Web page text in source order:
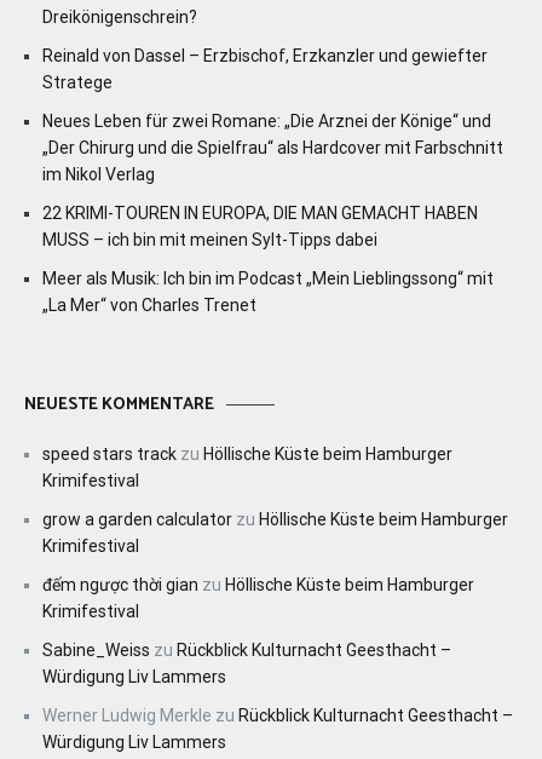
Dreikönigenschrein?
Reinald von Dassel – Erzbischof, Erzkanzler und gewiefter
Stratege
Neues Leben für zwei Romane: „Die Arznei der Könige“ und
„Der Chirurg und die Spielfrau“ als Hardcover mit Farbschnitt
im Nikol Verlag
22 KRIMI-TOUREN IN EUROPA, DIE MAN GEMACHT HABEN
MUSS – ich bin mit meinen Sylt-Tipps dabei
Meer als Musik: Ich bin im Podcast „Mein Lieblingssong“ mit
„La Mer“ von Charles Trenet
NEUESTE KOMMENTARE
speed stars track zu Höllische Küste beim Hamburger
Krimifestival
grow a garden calculator zu Höllische Küste beim Hamburger
Krimifestival
đếm ngược thời gian zu Höllische Küste beim Hamburger
Krimifestival
Sabine_Weiss zu Rückblick Kulturnacht Geesthacht –
Würdigung Liv Lammers
Werner Ludwig Merkle zu Rückblick Kulturnacht Geesthacht –
Würdigung Liv Lammers